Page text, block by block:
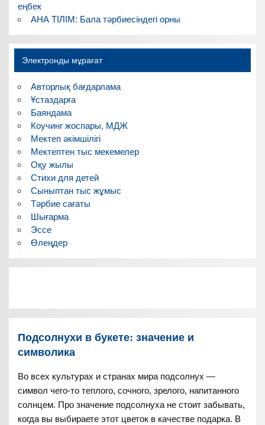
еңбек
АНА ТІЛІМ: Бала тәрбиесіндегі орны
Электронды мұрағат
Авторлық бағдарлама
Ұстаздарға
Баяндама
Коучинг жоспары, МДЖ
Мектеп әкімшілігі
Мектептен тыс мекемелер
Оқу жылы
Стихи для детей
Сыныптан тыс жұмыс
Тәрбие сағаты
Шығарма
Эссе
Өлеңдер
Подсолнухи в букете: значение и
символика
Во всех культурах и странах мира подсолнух —
символ чего-то теплого, сочного, зрелого, напитанного
солнцем. Про значение подсолнуха не стоит забывать,
когда вы выбираете этот цветок в качестве подарка. В